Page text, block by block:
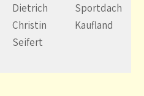
Dietrich
Christin
Seifert
Sportdach
Kaufland